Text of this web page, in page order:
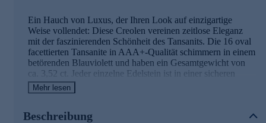
Ein Hauch von Luxus, der Ihren Look auf einzigartige
Weise vollendet: Diese Creolen vereinen zeitlose Eleganz
mit der faszinierenden Schönheit des Tansanits. Die 16 oval
facettierten Tansanite in AAA+-Qualität schimmern in einem
betörenden Blauviolett und haben ein Gesamtgewicht von
ca. 3,52 ct. Jeder einzelne Edelstein ist in einer sicheren
Krappenfassung aus rhodiniertem Sterlingsilber 925 gefasst,
das hochglanzpoliert wurde und die Steine perfekt in Szene
mit einem praktischen Klappverschluss verschlossen, der für
Mehr lesen
Beschreibung